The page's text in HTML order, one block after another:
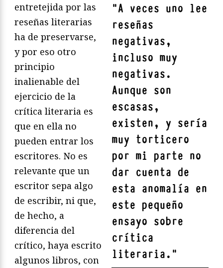
"A veces uno lee
reseñas
negativas,
incluso muy
negativas.
Aunque son
escasas,
existen, y sería
muy torticero
por mi parte no
dar cuenta de
esta anomalía en
este pequeño
ensayo sobre
crítica
literaria. "
entretejida por las
reseñas literarias
ha de preservarse,
y por eso otro
principio
inalienable del
ejercicio de la
crítica literaria es
que en ella no
pueden entrar los
escritores. No es
relevante que un
escritor sepa algo
de escribir, ni que,
de hecho, a
diferencia del
crítico, haya escrito
algunos libros, con